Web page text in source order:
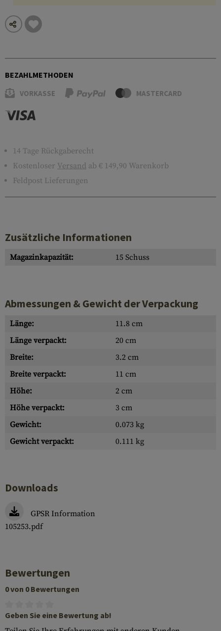
BEZAHLMETHODEN
VORKASSE MASTERCARD
14 Tage Rückgaberecht
Kostenloser Versand ab € 149,90 Warenkorb
Feldpost Lieferungen
Zusätzliche Informationen
Magazinkapazität: 15 Schuss
Abmessungen & Gewicht der Verpackung
Länge:
11.8 cm
Länge verpackt:
20 cm
Breite:
3.2 cm
Breite verpackt:
11 cm
Höhe:
2 cm
Höhe verpackt:
3 cm
Gewicht:
0.073 kg
Gewicht verpackt:
0.111 kg
Downloads
GPSR Information
105253.pdf
Bewertungen
0 von 0 Bewertungen
Geben Sie eine Bewertung ab!